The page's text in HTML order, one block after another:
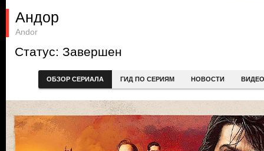
Андор
Andor
Статус: Завершен
ОБЗОР СЕРИАЛА ГИД ПО СЕРИЯМ НОВОСТИ ВИДЕО